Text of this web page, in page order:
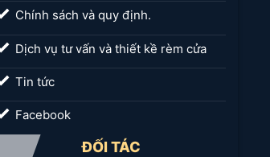
rèm cửa cho các kho nhỏ.
Chính sách và quy định.
Dịch vụ tư vấn và thiết kề rèm cửa
Tin tức
Facebook
ĐỐI TÁC